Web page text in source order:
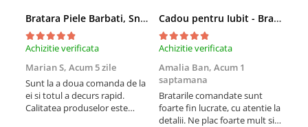
Bratari din Piele
Bratari din Margele de Portelan
Bratari Zodii cu Dichis
Semipretioase
Bratari pentru Aromaterapie
Bratara Piele Barbati, Snur Impletit si Inox Negru Cromat
Achizitie verificata
Marian S, Acum 5 zile
Sunt la a doua comanda de la
ei si totul a decurs rapid.
Calitatea produselor este
Cadou pentru Iubit - Bratara din Piele si Argint - mesaj Cu tine
Achizitie verificata
Amalia Ban, Acum 1
saptamana
Bratarile comandate sunt
foarte fin lucrate, cu atentie la
detalii. Ne plac foarte mult si